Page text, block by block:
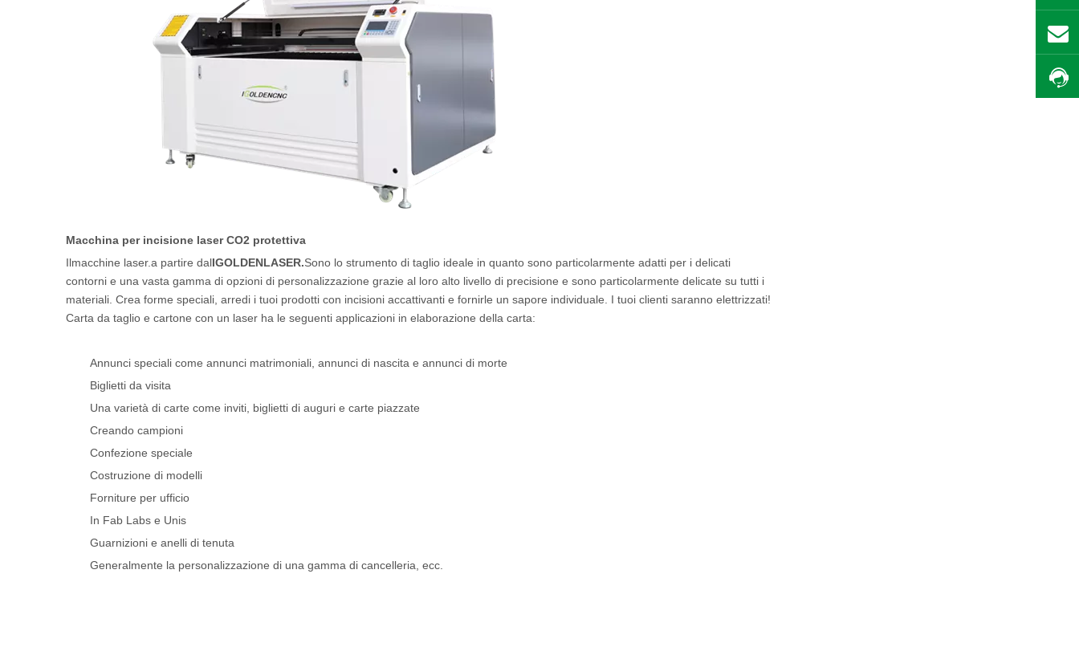
Macchina per incisione laser CO2 protettiva
Ilmacchine laser.a partire dalIGOLDENLASER.Sono lo strumento di taglio ideale in quanto sono particolarmente adatti per i delicati
contorni e una vasta gamma di opzioni di personalizzazione grazie al loro alto livello di precisione e sono particolarmente delicate su tutti i
materiali. Crea forme speciali, arredi i tuoi prodotti con incisioni accattivanti e fornirle un sapore individuale. I tuoi clienti saranno elettrizzati!
Carta da taglio e cartone con un laser ha le seguenti applicazioni in elaborazione della carta:
Annunci speciali come annunci matrimoniali, annunci di nascita e annunci di morte
Biglietti da visita
Una varietà di carte come inviti, biglietti di auguri e carte piazzate
Creando campioni
Confezione speciale
Costruzione di modelli
Forniture per ufficio
In Fab Labs e Unis
Guarnizioni e anelli di tenuta
Generalmente la personalizzazione di una gamma di cancelleria, ecc.